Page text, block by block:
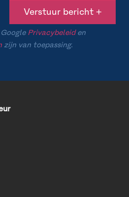
Privacybeleiden
zijn van toepassing.